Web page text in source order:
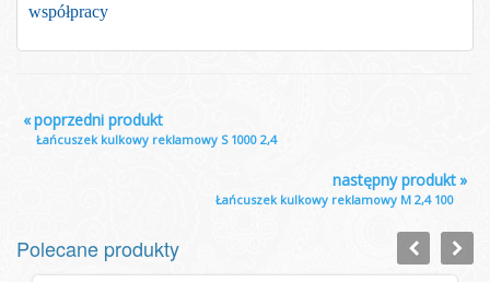
współpracy
«poprzedni produkt
Łańcuszek kulkowy reklamowy S 1000 2,4
»
następny produkt
Łańcuszek kulkowy reklamowy M 2,4 100
Polecane produkty